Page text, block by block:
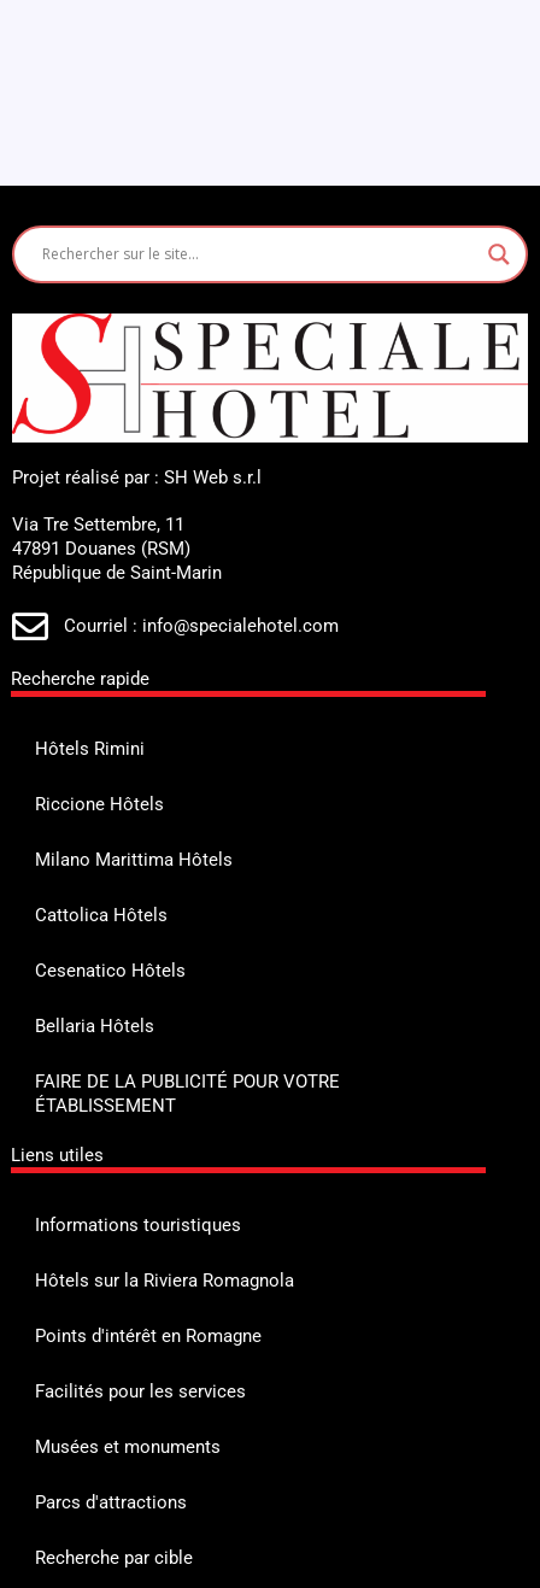
Projet réalisé par : SH Web s.r.l
Via Tre Settembre, 11
47891 Douanes (RSM)
République de Saint-Marin
Courriel : info@specialehotel.com
Recherche rapide
Hôtels Rimini
Riccione Hôtels
Milano Marittima Hôtels
Cattolica Hôtels
Cesenatico Hôtels
Bellaria Hôtels
FAIRE DE LA PUBLICITÉ POUR VOTRE
ÉTABLISSEMENT
Liens utiles
Informations touristiques
Hôtels sur la Riviera Romagnola
Points d'intérêt en Romagne
Facilités pour les services
Musées et monuments
Parcs d'attractions
Recherche par cible